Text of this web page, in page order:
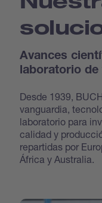
Avances
laboratorio
Desde 1939,
vanguardia,
laboratorio para
calidad y
repartidas por
África y Australia.